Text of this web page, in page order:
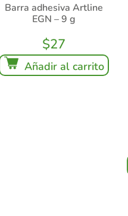
Barra adhesiva Artline
EGN – 9 g
$27
Añadir al carrito